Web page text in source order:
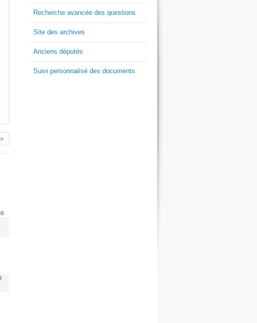
Recherche avancée des questions
Site des archives
Anciens députés
Suivi personnalisé des documents